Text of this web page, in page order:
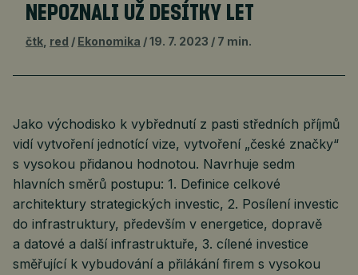
NEPOZNALI UŽ DESÍTKY LET
čtk red Ekonomika 19. 7. 2023 7 min.
Jako východisko k vybřednutí z pasti středních příjmů
vidí vytvoření jednotící vize, vytvoření „české značky“
s vysokou přidanou hodnotou. Navrhuje sedm
hlavních směrů postupu: 1. Definice celkové
architektury strategických investic, 2. Posílení investic
do infrastruktury, především v energetice, dopravě
a datové a další infrastruktuře, 3. cílené investice
směřující k vybudování a přilákání firem s vysokou